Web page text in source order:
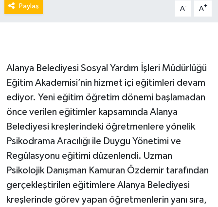
Paylaş A- A+
Alanya Belediyesi Sosyal Yardım İşleri Müdürlüğü
Eğitim Akademisi’nin hizmet içi eğitimleri devam
ediyor. Yeni eğitim öğretim dönemi başlamadan
önce verilen eğitimler kapsamında Alanya
Belediyesi kreşlerindeki öğretmenlere yönelik
Psikodrama Aracılığı ile Duygu Yönetimi ve
Regülasyonu eğitimi düzenlendi. Uzman
Psikolojik Danışman Kamuran Özdemir tarafından
gerçekleştirilen eğitimlere Alanya Belediyesi
kreşlerinde görev yapan öğretmenlerin yanı sıra,